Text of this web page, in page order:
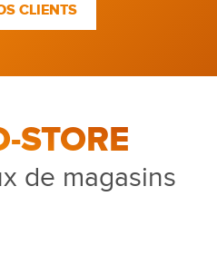
CLIENTS
STORE
de magasins